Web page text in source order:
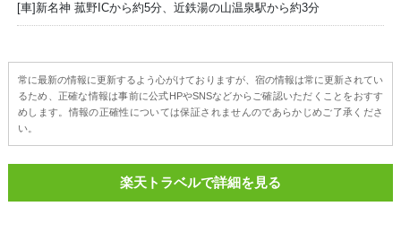
[車]新名神 菰野ICから約5分、近鉄湯の山温泉駅から約3分
常に最新の情報に更新するよう心がけておりますが、宿の情報は常に更新されてい
るため、正確な情報は事前に公式HPやSNSなどからご確認いただくことをおすす
めします。情報の正確性については保証されませんのであらかじめご了承くださ
い。
楽天トラベルで詳細を見る